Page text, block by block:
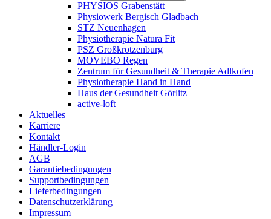
PHYSIOS Grabenstätt
Physiowerk Bergisch Gladbach
STZ Neuenhagen
Physiotherapie Natura Fit
PSZ Großkrotzenburg
MOVEBO Regen
Zentrum für Gesundheit & Therapie Adlkofen
Physiotherapie Hand in Hand
Haus der Gesundheit Görlitz
active-loft
Aktuelles
Karriere
Kontakt
Händler-Login
AGB
Garantiebedingungen
Supportbedingungen
Lieferbedingungen
Datenschutzerklärung
Impressum